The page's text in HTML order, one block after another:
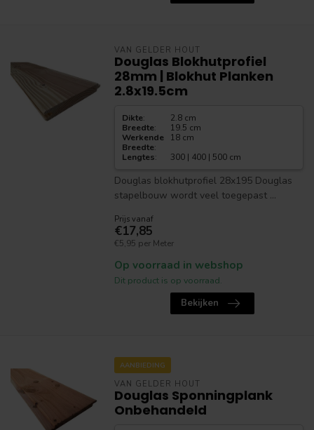
VAN GELDER HOUT
Douglas Blokhutprofiel
28mm | Blokhut Planken
2.8x19.5cm
Dikte:
2.8 cm
Breedte:
19.5 cm
Werkende
Breedte:
18 cm
Lengtes: 300 | 400 | 500 cm
Douglas blokhutprofiel 28x195 Douglas
stapelbouw wordt veel toegepast ...
Prijs vanaf
€17,85
€5,95 per Meter
Op voorraad in webshop
Dit product is op voorraad.
Bekijken
AANBIEDING
VAN GELDER HOUT
Douglas Sponningplank
Onbehandeld